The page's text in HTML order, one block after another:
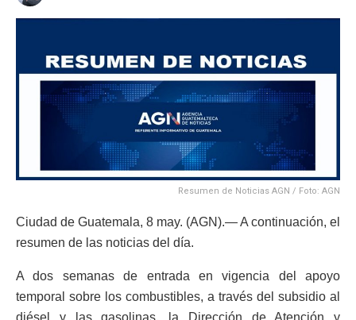
Resumen de Noticias AGN / Foto: AGN
Ciudad de Guatemala, 8 may. (AGN).— A continuación, el
resumen de las noticias del día.
A dos semanas de entrada en vigencia del apoyo
temporal sobre los combustibles, a través del subsidio al
diésel y las gasolinas, la Dirección de Atención y